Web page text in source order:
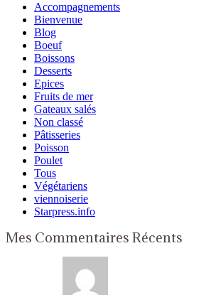
Accompagnements
Bienvenue
Blog
Boeuf
Boissons
Desserts
Epices
Fruits de mer
Gateaux salés
Non classé
Pâtisseries
Poisson
Poulet
Tous
Végétariens
viennoiserie
Starpress.info
Mes Commentaires Récents